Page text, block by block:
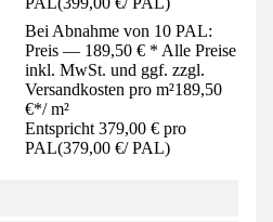
Bei Abnahme von 10 PAL:
Preis — 189,50 € * Alle Preise
inkl. MwSt. und ggf. zzgl.
Versandkosten pro m²189,50
€*/ m²
Entspricht 379,00 € pro
PAL(379,00 €/ PAL)